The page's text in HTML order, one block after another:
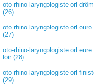
oto-rhino-laryngologiste orl
(26)
oto-rhino-laryngologiste orl eure
(27)
oto-rhino-laryngologiste orl eure
loir (28)
oto-rhino-laryngologiste orl
(29)